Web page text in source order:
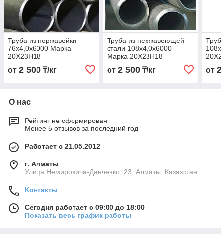
Труба из нержавейки
76х4,0х6000 Марка
20Х23Н18
от 2 500 ₸/кг
Труба из нержавеющей
стали 108х4,0х6000
Марка 20Х23Н18
от 2 500₸/кг от
О нас
Рейтинг не сформирован
Менее 5 отзывов за последний год
Работает с 21.05.2012
г. Алматы
Улица Немировича-Данченко, 23, Алматы, Казахстан
Контакты
Сегодня работает с 09:00 до 18:00
Показать весь график работы